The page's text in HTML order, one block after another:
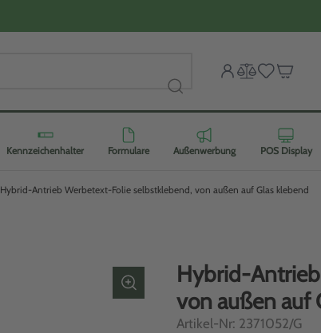
Kennzeichenhalter Formulare Außenwerbung POS Display
Hybrid-Antrieb Werbetext-Folie selbstklebend, von außen auf Glas klebend
Hybrid-
von außen auf
Artikel-Nr: 2371052/G